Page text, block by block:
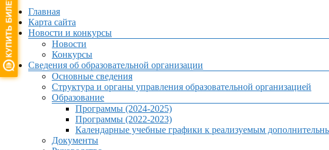
МенюГлавная
Карта сайта
Новости и конкурсы
Новости
Конкурсы
Сведения об образовательной организации
Основные сведения
Структура и органы управления образовательной организацией
Образование
Программы (2024-2025)
Программы (2022-2023)
Календарные учебные графики к реализуемым
Документы